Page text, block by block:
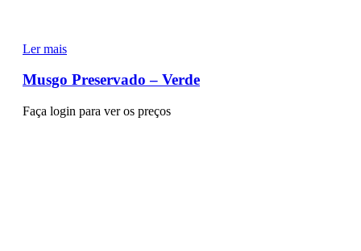
Ler mais
Musgo Preservado – Verde
Faça login para ver os preços